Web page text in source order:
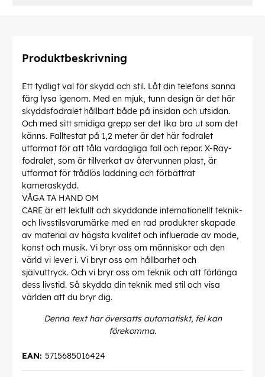
Produktbeskrivning
Ett tydligt val för skydd och stil. Låt din telefons sanna
färg lysa igenom. Med en mjuk, tunn design är det här
skyddsfodralet hållbart både på insidan och utsidan.
Och med sitt smidiga grepp ser det lika bra ut som det
känns. Falltestat på 1,2 meter är det här fodralet
utformat för att tåla vardagliga fall och repor. X-Ray-
fodralet, som är tillverkat av återvunnen plast, är
utformat för trådlös laddning och förbättrat
kameraskydd.
VÅGA TA HAND OM
CARE är ett lekfullt och skyddande internationellt teknik-
och livsstilsvarumärke med en rad produkter skapade
av material av högsta kvalitet och influerade av mode,
konst och musik. Vi bryr oss om människor och den
värld vi lever i. Vi bryr oss om hållbarhet och
självuttryck. Och vi bryr oss om teknik och att förlänga
dess livstid. Så skydda din teknik med stil och visa
världen att du bryr dig.
Denna text har översatts automatiskt, fel kan
förekomma.
5715685016424
EAN: